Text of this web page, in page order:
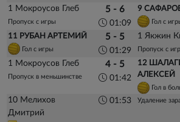
1 Мокроусов Глеб
Пропуск с игры
5 - 6
01:09
9
Гол с
11 РУБАН АРТЕМИЙ
Гол с игры
5 - 5
01:29
1 Якжин
Пропуск с
1 Мокроусов Глеб
Пропуск в меньшинстве
4 - 5
01:42
12
АЛЕКСЕЙ
Гол в
10 Мелихов
Дмитрий
01:53 Удаление